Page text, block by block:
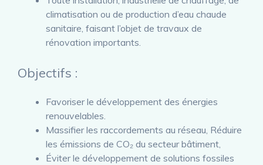
climatisation ou de production d’eau chaude
sanitaire, faisant l’objet de travaux de
rénovation importants.
Objectifs :
Favoriser le développement des énergies
renouvelables.
Massifier les raccordements au réseau, Réduire
les émissions de CO₂ du secteur bâtiment,
Éviter le développement de solutions fossiles